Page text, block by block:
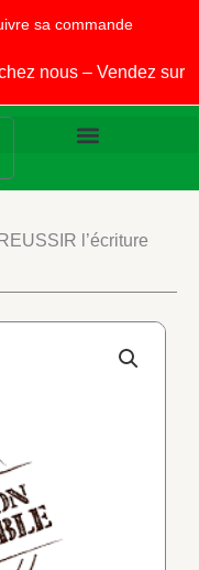
sa commande
nous – Vendez sur
l’écriture